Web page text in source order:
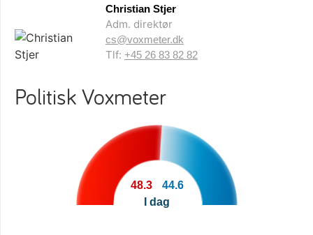
Christian Stjer
Adm. direktør
cs@voxmeter.dk
Tlf: +45 26 83 82 82
Politisk Voxmeter
48.3
44.6
I dag